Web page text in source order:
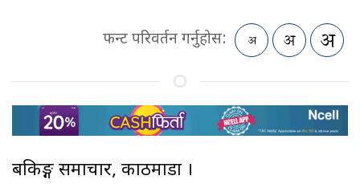
फन्ट परिवर्तन गर्नुहोस:
बैंकिङ्ग समाचार, काठमाडौं ।